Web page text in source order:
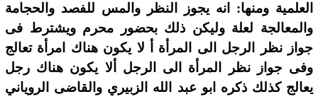
العلمية ومنها: انه يجوز النظر والمس للفصد والحجامة
والمعالجة لعلة وليكن ذلك بحضور محرم ويشترط فى
جواز نظر الرجل الى المرأة أ لا يكون هناك امرأة تعالج
وفى جواز نظر المرأة الى الرجل ألا يكون هناك رجل
يعالج كذلك ذكره ابو عبد الله الزبيري والقاضى الروياني